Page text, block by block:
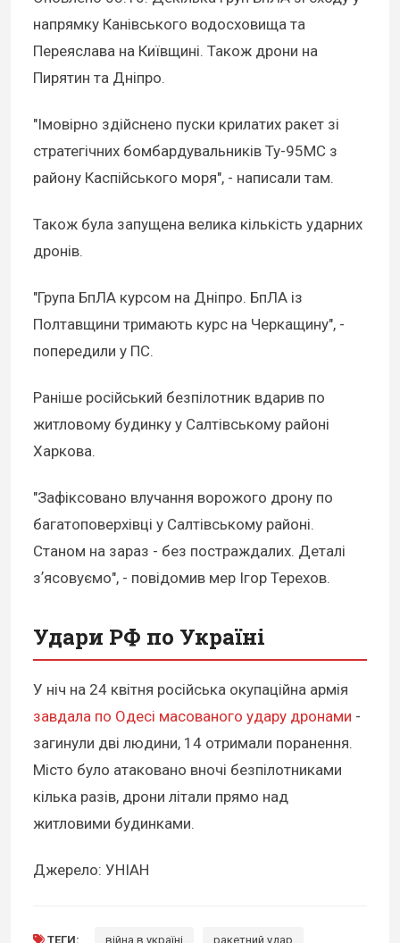
напрямку Канівського водосховища та
Переяслава на Київщині. Також дрони на
Пирятин та Дніпро.
"Імовірно здійснено пуски крилатих ракет зі
стратегічних бомбардувальників Ту-95МС з
району Каспійського моря", - написали там.
Також була запущена велика кількість ударних
дронів.
"Група БпЛА курсом на Дніпро. БпЛА із
Полтавщини тримають курс на Черкащину", -
попередили у ПС.
Раніше російський безпілотник вдарив по
житловому будинку у Салтівському районі
Харкова.
"Зафіксовано влучання ворожого дрону по
багатоповерхівці у Салтівському районі.
Станом на зараз - без постраждалих. Деталі
зʼясовуємо", - повідомив мер Ігор Терехов.
Удари РФ по Україні
У ніч на 24 квітня російська окупаційна армія
завдала по Одесі масованого удару дронами -
загинули дві людини, 14 отримали поранення.
Місто було атаковано вночі безпілотниками
кілька разів, дрони літали прямо над
житловими будинками.
Джерело: УНІАН
ТЕГИ: війна в україні ракетний удар